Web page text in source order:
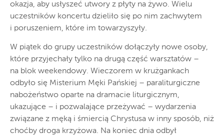
okazja, aby usłyszeć utwory z płyty na żywo. Wielu
uczestników koncertu dzieliło się po nim zachwytem
i poruszeniem, które im towarzyszyły.
W piątek do grupy uczestników dołączyły nowe osoby,
które przyjechały tylko na drugą część warsztatów –
na blok weekendowy. Wieczorem w krużgankach
odbyło się Misterium Męki Pańskiej – paraliturgiczne
nabożeństwo oparte na dramacie liturgicznym,
ukazujące – i pozwalające przeżywać – wydarzenia
związane z męką i śmiercią Chrystusa w inny sposób, niż
choćby droga krzyżowa. Na koniec dnia odbył